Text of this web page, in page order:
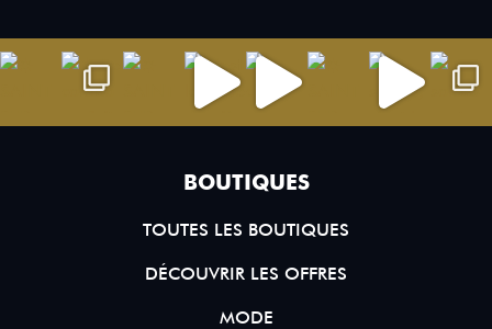
BOUTIQUES
TOUTES LES BOUTIQUES
DÉCOUVRIR LES OFFRES
MODE